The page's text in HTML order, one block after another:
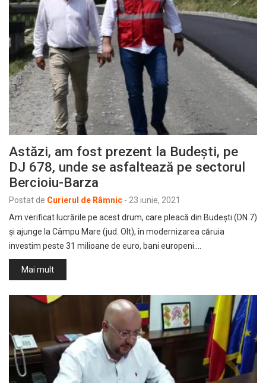
Astăzi, am fost prezent la Budești, pe
DJ 678, unde se asfaltează pe sectorul
Bercioiu-Barza
Postat de Curierul de Râmnic - 23 iunie, 2021
Am verificat lucrările pe acest drum, care pleacă din Budești (DN 7)
și ajunge la Câmpu Mare (jud. Olt), în modernizarea căruia
investim peste 31 milioane de euro, bani europeni.…
Mai mult